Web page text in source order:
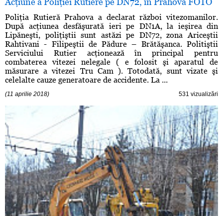
Poliţia Rutieră Prahova a declarat război vitezomanilor.
După acţiunea desfăşurată ieri pe DN1A, la ieşirea din
Lipăneşti, poliţiştii sunt astăzi pe DN72, zona Ariceştii
Rahtivani - Filipeştii de Pădure – Brătăşanca. Politiştii
Serviciului Rutier acţionează în principal pentru
combaterea vitezei nelegale ( e folosit şi aparatul de
măsurare a vitezei Tru Cam ). Totodată, sunt vizate şi
celelalte cauze generatoare de accidente. La ...
(11 aprilie 2018) 531 vizualizări